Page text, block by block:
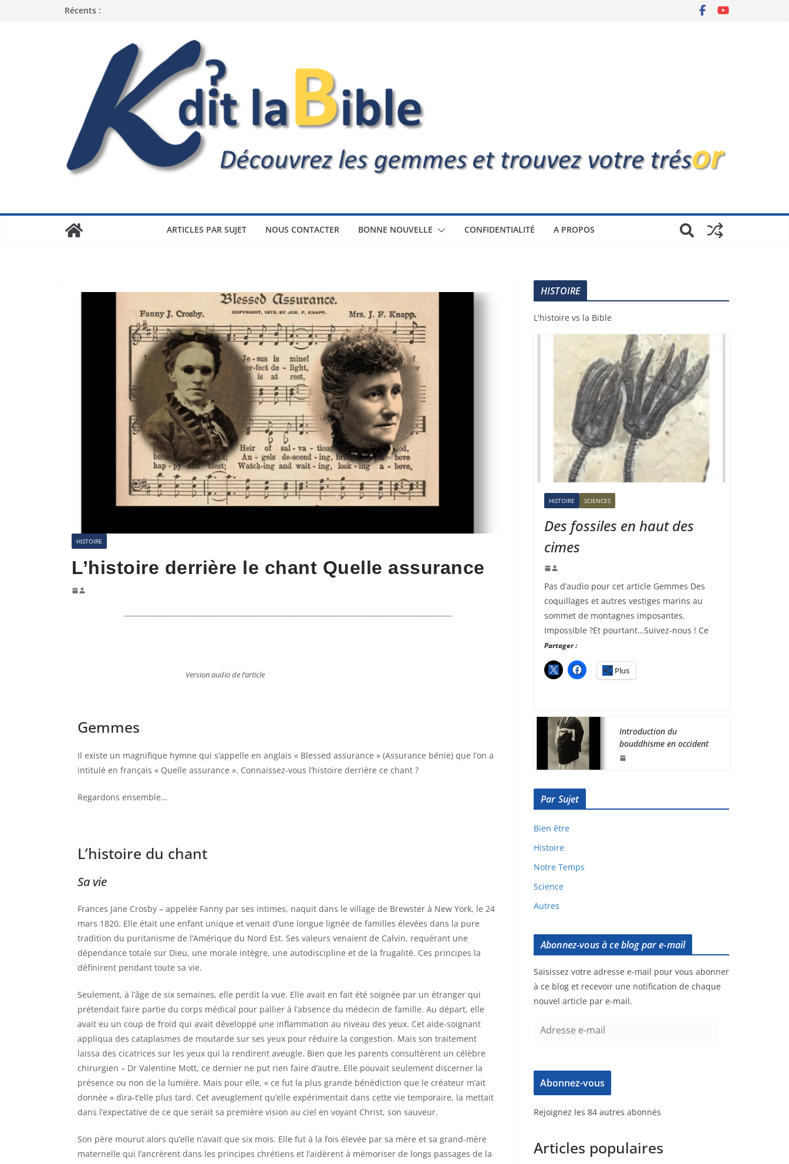
Récents :
ARTICLES PAR SUJET NOUS CONTACTER BONNE NOUVELLE CONFIDENTIALITÉ A PROPOS
HISTOIRE
L’histoire derrière le chant Quelle assurance
Version audio de l’article
Gemmes
Il existe un magnifique hymne qui s’appelle en anglais « Blessed assurance » (Assurance bénie) que l’on a
intitulé en français « Quelle assurance ». Connaissez-vous l’histoire derrière ce chant ?
Regardons ensemble…
L’histoire du chant
Sa vie
Frances Jane Crosby – appelée Fanny par ses intimes, naquit dans le village de Brewster à New York, le 24
mars 1820. Elle était une enfant unique et venait d’une longue lignée de familles élevées dans la pure
tradition du puritanisme de l’Amérique du Nord Est. Ses valeurs venaient de Calvin, requérant une
dépendance totale sur Dieu, une morale intègre, une autodiscipline et de la frugalité. Ces principes la
définirent pendant toute sa vie.
Seulement, à l’âge de six semaines, elle perdit la vue. Elle avait en fait été soignée par un étranger qui
prétendait faire partie du corps médical pour pallier à l’absence du médecin de famille. Au départ, elle
avait eu un coup de froid qui avait développé une inflammation au niveau des yeux. Cet aide-soignant
appliqua des cataplasmes de moutarde sur ses yeux pour réduire la congestion. Mais son traitement
laissa des cicatrices sur les yeux qui la rendirent aveugle. Bien que les parents consultèrent un célèbre
chirurgien – Dr Valentine Mott, ce dernier ne put rien faire d’autre. Elle pouvait seulement discerner la
présence ou non de la lumière. Mais pour elle, « ce fut la plus grande bénédiction que le créateur m’ait
donnée » dira-t’elle plus tard. Cet aveuglement qu’elle expérimentait dans cette vie temporaire, la mettait
dans l’expectative de ce que serait sa première vision au ciel en voyant Christ, son sauveur.
Son père mourut alors qu’elle n’avait que six mois. Elle fut à la fois élevée par sa mère et sa grand-mère
maternelle qui l’ancrèrent dans les principes chrétiens et l’aidèrent à mémoriser de longs passages de la
HISTOIRE
L'histoire vs la Bible
HISTOIRE SCIENCES
Des fossiles en haut des
cimes
Pas d’audio pour cet article Gemmes Des
coquillages et autres vestiges marins au
sommet de montagnes imposantes.
Impossible ?Et pourtant…Suivez-nous ! Ce
Partager :
Plus
Introduction du
bouddhisme en occident
Par Sujet
Bien être
Histoire
Notre Temps
Science
Autres
Abonnez-vous à ce blog par e-mail
Saisissez votre adresse e-mail pour vous abonner
à ce blog et recevoir une notification de chaque
nouvel article par e-mail.
Abonnez-vous
Rejoignez les 84 autres abonnés
Articles populaires